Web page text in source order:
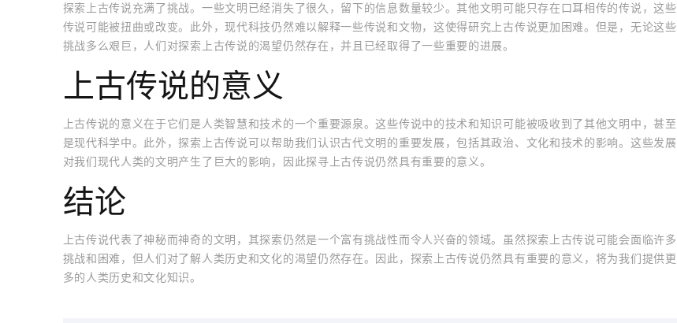
探索上古传说充满了挑战。一些文明已经消失了很久，留下的信息数量较少。其他文明可能只存在口耳相传的传说，这些
传说可能被扭曲或改变。此外，现代科技仍然难以解释一些传说和文物，这使得研究上古传说更加困难。但是，无论这些
挑战多么艰巨，人们对探索上古传说的渴望仍然存在，并且已经取得了一些重要的进展。
上古传说的意义
上古传说的意义在于它们是人类智慧和技术的一个重要源泉。这些传说中的技术和知识可能被吸收到了其他文明中，甚至
是现代科学中。此外，探索上古传说可以帮助我们认识古代文明的重要发展，包括其政治、文化和技术的影响。这些发展
对我们现代人类的文明产生了巨大的影响，因此探寻上古传说仍然具有重要的意义。
结论
上古传说代表了神秘而神奇的文明，其探索仍然是一个富有挑战性而令人兴奋的领域。虽然探索上古传说可能会面临许多
挑战和困难，但人们对了解人类历史和文化的渴望仍然存在。因此，探索上古传说仍然具有重要的意义，将为我们提供更
多的人类历史和文化知识。